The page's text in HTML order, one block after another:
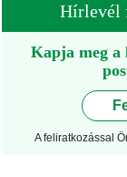
Hírlevél
Kapja meg a
A feliratkozással